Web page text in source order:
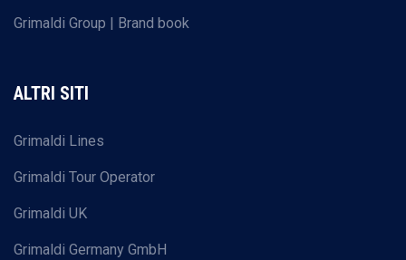
Grimaldi Group | Brand book
ALTRI SITI
Grimaldi Lines
Grimaldi Tour Operator
Grimaldi UK
Grimaldi Germany GmbH